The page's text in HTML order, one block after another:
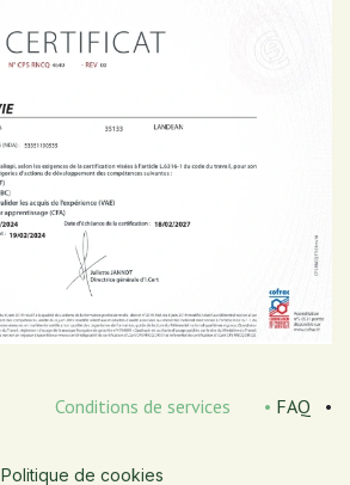
Conditions de services • FAQ •
Politique de cookies